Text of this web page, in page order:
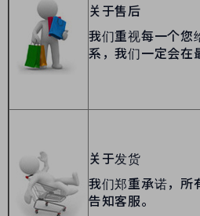
关于售后
我们重视每一个您
系，我们一定会在
关于发货
我们郑重承诺，所
告知客服。